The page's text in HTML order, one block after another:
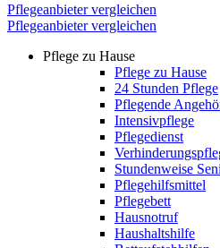
Pflegeanbieter vergleichen
Pflegeanbieter vergleichen
Pflege zu Hause
Pflege zu Hause
24 Stunden Pflege
Pflegende
Intensivpflege
Pflegedienst
Stundenweise
Pflegehilfsmittel
Pflegebett
Hausnotruf
Haushaltshilfe